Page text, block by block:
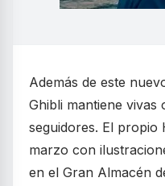
Además de este
Ghibli mantiene vivas
seguidores. El propio
marzo con
en el Gran Almacén